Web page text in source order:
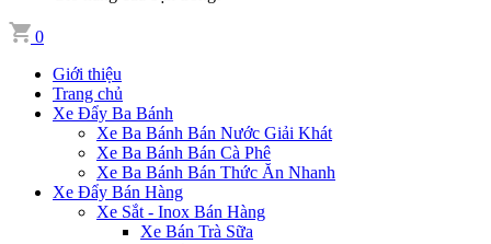
0
Giới thiệu
Trang chủ
Xe Đẩy Ba Bánh
Xe Ba Bánh Bán Nước Giải Khát
Xe Ba Bánh Bán Cà Phê
Xe Ba Bánh Bán Thức Ăn Nhanh
Xe Đẩy Bán Hàng
Xe Sắt - Inox Bán Hàng
Xe Bán Trà Sữa